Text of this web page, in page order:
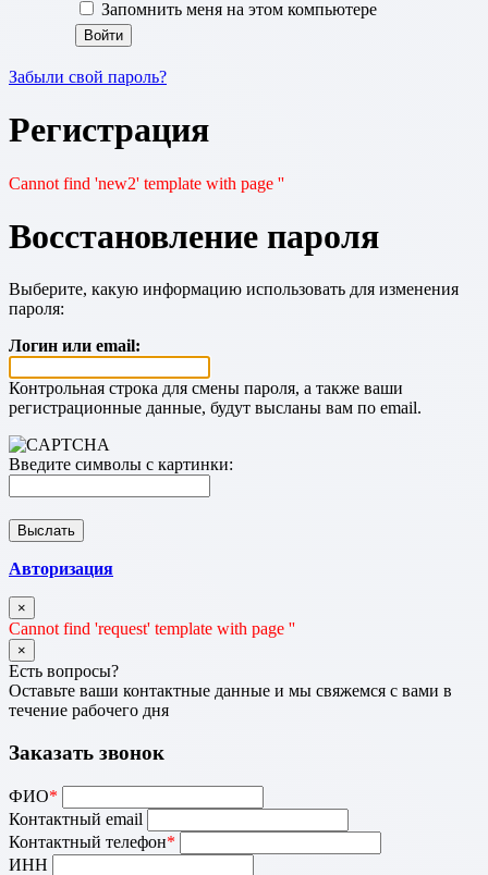
Запомнить меня на этом компьютере
Забыли свой пароль?
Регистрация
Cannot find 'new2' template with page ''
Восстановление пароля
Выберите, какую информацию использовать для изменения
пароля:
Логин или email:
Контрольная строка для смены пароля, а также ваши
регистрационные данные, будут высланы вам по email.
Введите символы с картинки:
Авторизация
×
Cannot find 'request' template with page ''
×
Есть вопросы?
Оставьте ваши контактные данные и мы свяжемся с вами в
течение рабочего дня
Заказать звонок
ФИО*
Контактный email
Контактный телефон*
ИНН